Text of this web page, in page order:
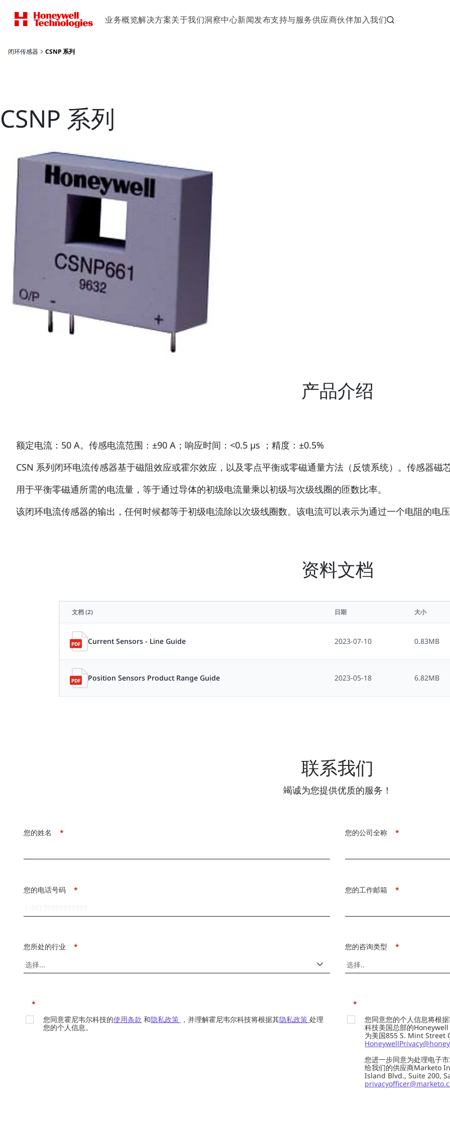
业务概览解决方案关于我们洞察中心新闻发布支持与服务供应商伙伴加入我们
闭环传感器 CSNP 系列
CSNP 系列
产品介绍
额定电流：50 A。传感电流范围：±90 A；响应时间：<0.5 µs ；精度：±0.5%
CSN 系列闭环电流传感器基于磁阻效应或霍尔效应，以及零点平衡或零磁通量方法（反馈系统）。传感器磁
用于平衡零磁通所需的电流量，等于通过导体的初级电流量乘以初级与次级线圈的匝数比率。
该闭环电流传感器的输出，任何时候都等于初级电流除以次级线圈数。该电流可以表示为通过一个电阻的电压
资料文档
文档(2) 日期 大小
Current Sensors - Line Guide 2023-07-10 0.83MB
Position Sensors Product Range Guide 2023-05-18 6.82MB
联系我们
竭诚为您提供优质的服务！
*
您的姓名 *
您的公司全称
*
您的电话号码 *
您的工作邮箱
*
您所处的行业 *
您的咨询类型
*
您同意霍尼韦尔科技的使用条款 和隐私政策 ，并理解霍尼韦尔科技将根据其隐私政策 处理
您的个人信息。
*
您同意您的个人信息将根
科技美国总部的
为美国855 S. Mint Street
您进一步同意为处理电子
给我们的供应商Marketo
Island Blvd., Suite 200,